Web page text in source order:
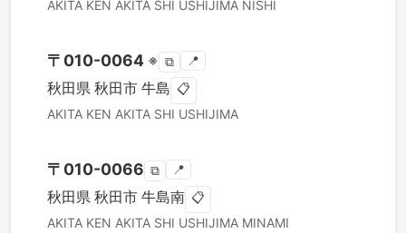
AKITA KEN AKITA SHI USHIJIMA NISHI
〒 010-0064 ※ ⧉ 📍
秋田県 秋田市 牛島 📋
AKITA KEN AKITA SHI USHIJIMA
〒 010-0066 ⧉ 📍
秋田県 秋田市 牛島南 📋
AKITA KEN AKITA SHI USHIJIMA MINAMI